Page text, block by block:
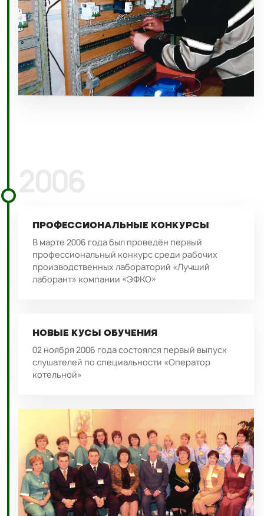
ПРОФЕССИОНАЛЬНЫЕ КОНКУРСЫ
В марте 2006 года был проведён первый
профессиональный конкурс среди рабочих
производственных лабораторий «Лучший
лаборант» компании «ЭФКО»
НОВЫЕ КУСЫ ОБУЧЕНИЯ
02 ноября 2006 года состоялся первый выпуск
слушателей по специальности «Оператор
котельной»